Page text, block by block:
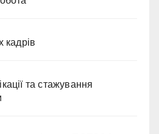
кадрів
та стажування